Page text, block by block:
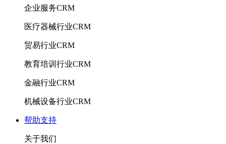
企业服务CRM
医疗器械行业CRM
贸易行业CRM
教育培训行业CRM
金融行业CRM
机械设备行业CRM
帮助支持
关于我们